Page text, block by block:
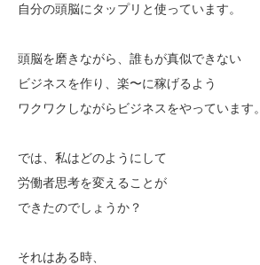
自分の頭脳にタップリと使っています。
頭脳を磨きながら、誰もが真似できない
ビジネスを作り、楽〜に稼げるよう
ワクワクしながらビジネスをやっています。
では、私はどのようにして
労働者思考を変えることが
できたのでしょうか？
それはある時、